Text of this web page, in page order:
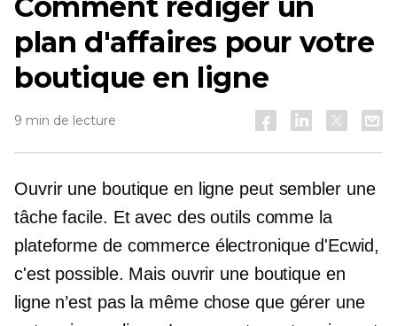
plan d'affaires pour votre
boutique en ligne
9 min de lecture
Ouvrir une boutique en ligne peut sembler une
tâche facile. Et avec des outils comme la
plateforme de commerce électronique d'Ecwid,
c'est possible. Mais ouvrir une boutique en
ligne n’est pas la même chose que gérer une